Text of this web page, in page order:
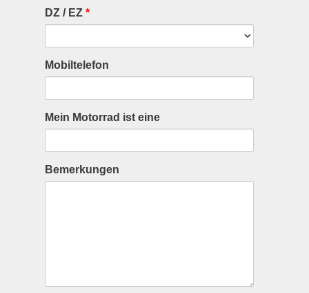
DZ / EZ *
Mobiltelefon
Mein Motorrad ist eine
Bemerkungen